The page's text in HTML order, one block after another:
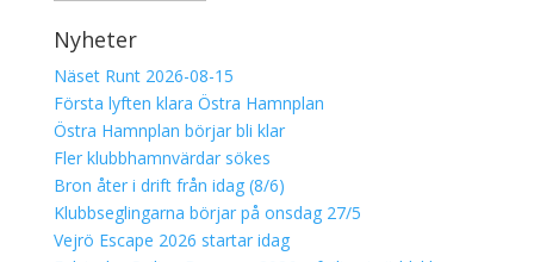
Nyheter
Näset Runt 2026-08-15
Första lyften klara Östra Hamnplan
Östra Hamnplan börjar bli klar
Fler klubbhamnvärdar sökes
Bron åter i drift från idag (8/6)
Klubbseglingarna börjar på onsdag 27/5
Vejrö Escape 2026 startar idag